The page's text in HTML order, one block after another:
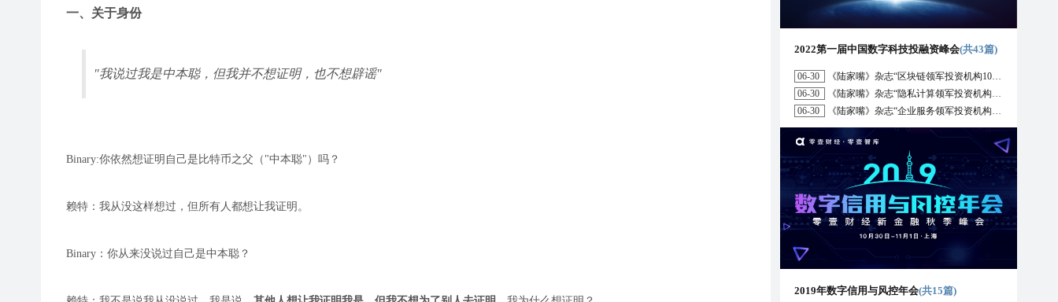
一、关于身份
"我说过我是中本聪，但我并不想证明，也不想辟谣"
Binary:你依然想证明自己是比特币之父（"中本聪"）吗？
赖特：我从没这样想过，但所有人都想让我证明。
Binary：你从来没说过自己是中本聪？
2022第一届中国数字科技投融资峰会(共43篇)
06-30
《陆家嘴》杂志“区块链领军投资机构10强”榜单正式发布
06-30
《陆家嘴》杂志“隐私计算领军投资机构10强”榜单正式发布
06-30
《陆家嘴》杂志“企业服务领军投资机构10强”榜单正式发布
2019年数字信用与风控年会(共15篇)